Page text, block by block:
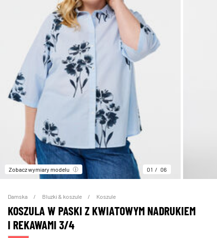
Zobacz wymiary modelu 01 06
Damska Bluzki & koszule Koszule
KOSZULA W PASKI Z KWIATOWYM NADRUKIEM
I REKAWAMI 3/4